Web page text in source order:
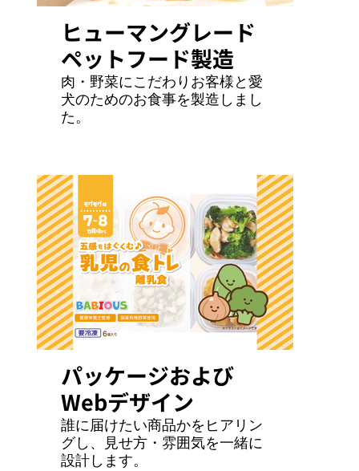
ヒューマングレード
ペットフード製造
肉・野菜にこだわりお客様と愛
犬のためのお食事を製造しまし
た。
パッケージおよび
Webデザイン
誰に届けたい商品かをヒアリン
グし、見せ方・雰囲気を一緒に
設計します。